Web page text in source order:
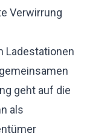
Verwirrung
Ladestationen
geht auf die
als